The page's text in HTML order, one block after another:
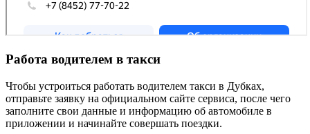
Работа водителем в такси
Чтобы устроиться работать водителем такси в Дубках,
отправьте заявку на официальном сайте сервиса, после чего
заполните свои данные и информацию об автомобиле в
приложении и начинайте совершать поездки.